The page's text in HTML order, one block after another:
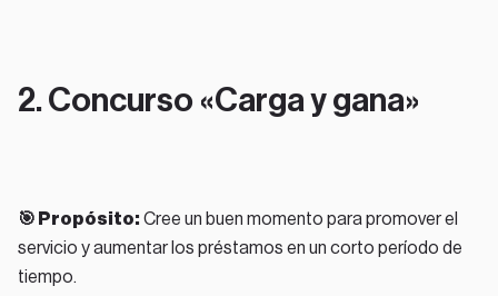
2. Concurso «Carga y gana»
🎯 Propósito: Cree un buen momento para promover el
servicio y aumentar los préstamos en un corto período de
tiempo.